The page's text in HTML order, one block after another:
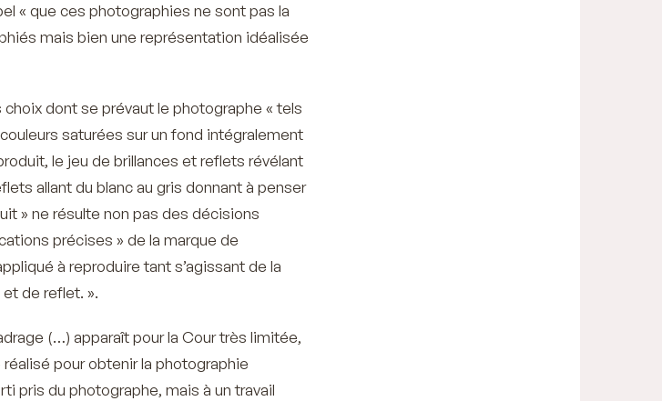
« que ces photographies ne sont pas la
mais bien une représentation idéalisée
choix dont se prévaut le photographe « tels
saturées sur un fond intégralement
le jeu de brillances et reflets révélant
allant du blanc au gris donnant à penser
» ne résulte non pas des décisions
précises » de la marque de
à reproduire tant s’agissant de la
de reflet. ».
(…) apparaît pour la Cour très limitée,
pour obtenir la photographie
pris du photographe, mais à un travail